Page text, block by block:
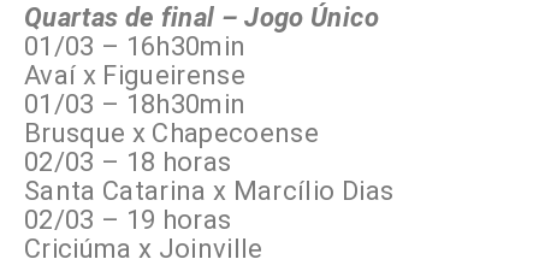
Quartas de final – Jogo Único
01/03 – 16h30min
Avaí x Figueirense
01/03 – 18h30min
Brusque x Chapecoense
02/03 – 18 horas
Santa Catarina x Marcílio Dias
02/03 – 19 horas
Criciúma x Joinville